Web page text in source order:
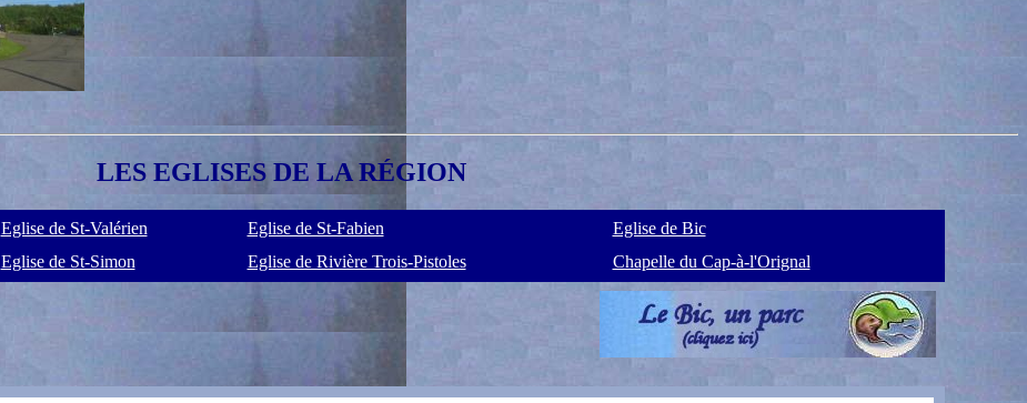
LES EGLISES DE LA RÉGION
Eglise de St-Valérien Eglise de St-Fabien
Eglise de Bic
Eglise de St-Simon Eglise de Rivière Trois-Pistoles Chapelle du Cap-à-l'Orignal